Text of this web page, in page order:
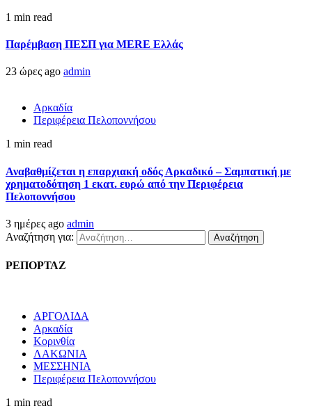
1 min read
Παρέμβαση ΠΕΣΠ για MERE Ελλάς
23 ώρες ago admin
Αρκαδία
Περιφέρεια Πελοποννήσου
1 min read
Αναβαθμίζεται η επαρχιακή οδός Αρκαδικό – Σαμπατική με
χρηματοδότηση 1 εκατ. ευρώ από την Περιφέρεια
Πελοποννήσου
3 ημέρες ago admin
Αναζήτηση για:
ΡΕΠΟΡΤΑΖ
ΑΡΓΟΛΙΔΑ
Αρκαδία
Κορινθία
ΛΑΚΩΝΙΑ
ΜΕΣΣΗΝΙΑ
Περιφέρεια Πελοποννήσου
1 min read